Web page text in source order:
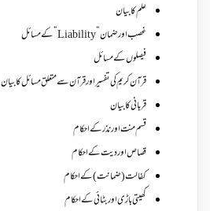
علم کا بیان
غصب اورضمان”Liability” کے مسائل
فیصلوں کے مسائل
قرآن کریم کی تفسیر اور قرآن سے متعلق مسائل کا بیان
قربانی کا بیان
قسم منت اور نذر کے احکام
قصاص اور دیت کے احکام
کفالت (ضمانت) کے احکام
کھیتی باڑی اور بٹائی کے احکام